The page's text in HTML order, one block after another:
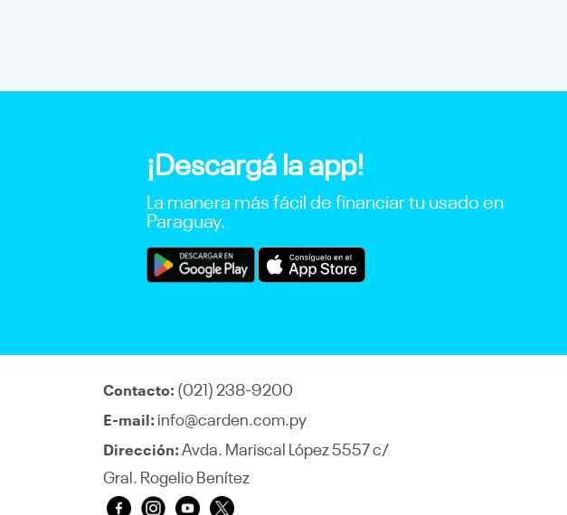
¡Descargá la app!
La manera más fácil de financiar tu usado en
Paraguay.
Contacto: (021) 238-9200
E-mail: info@carden.com.py
Dirección: Avda. Mariscal López 5557 c/
Gral. Rogelio Benítez